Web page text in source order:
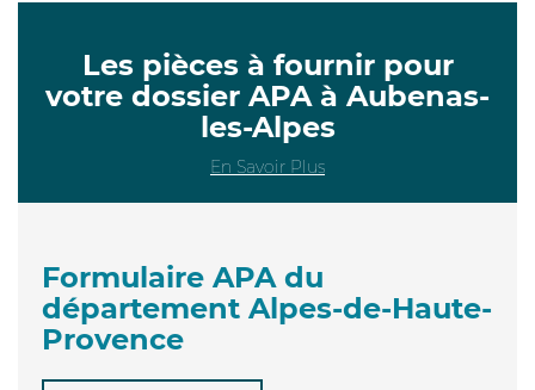
Les pièces à fournir pour
votre dossier APA à Aubenas-
les-Alpes
En Savoir Plus
Formulaire APA du
département Alpes-de-Haute-
Provence